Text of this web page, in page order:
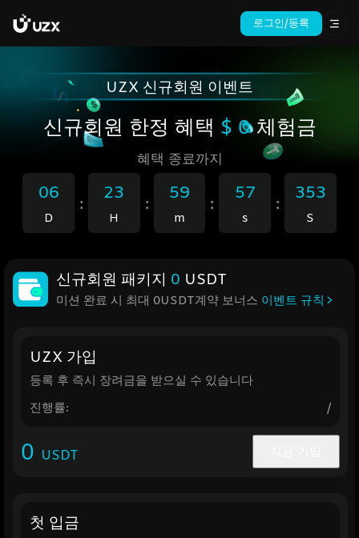
로그인/등록
UZX 신규회원 이벤트
신규회원 한정 혜택 $ 0체험금
혜택 종료까지
06
D
:
23
H
:
59
m
:
57
s
:
206
S
신규회원 패키지 0 USDT
미션 완료 시 최대 0USDT계약 보너스 이벤트 규칙
UZX 가입
등록 후 즉시 장려금을 받으실 수 있습니다
진행률: /
0 USDT
첫 입금